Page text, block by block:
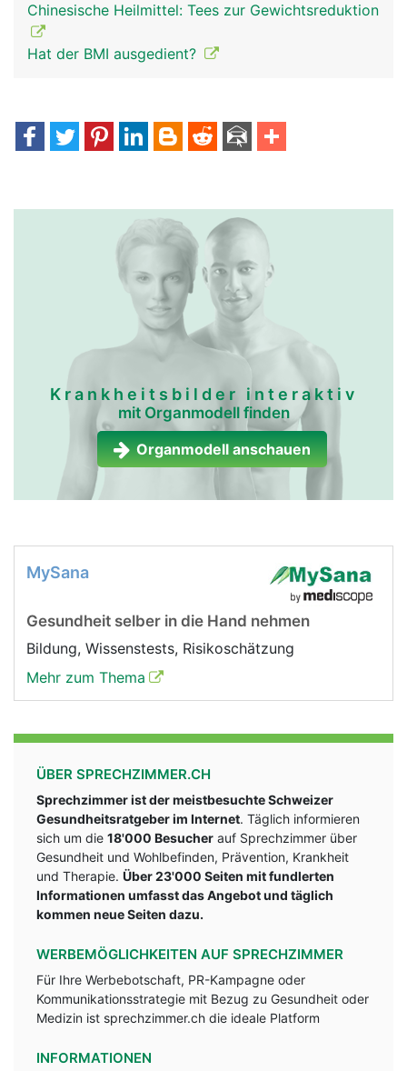
Chinesische Heilmittel: Tees zur Gewichtsreduktion
Hat der BMI ausgedient?
Krankheitsbilder interaktiv
mit Organmodell finden
Organmodell anschauen
MySana
Gesundheit selber in die Hand nehmen
Bildung, Wissenstests, Risikoschätzung
Mehr zum Thema
ÜBER SPRECHZIMMER.CH
Sprechzimmer ist der meistbesuchte Schweizer
Gesundheitsratgeber im Internet. Täglich informieren
sich um die 18'000 Besucher auf Sprechzimmer über
Gesundheit und Wohlbefinden, Prävention, Krankheit
und Therapie. Über 23'000 Seiten mit fundlerten
Informationen umfasst das Angebot und täglich
kommen neue Seiten dazu.
WERBEMÖGLICHKEITEN AUF SPRECHZIMMER
Für Ihre Werbebotschaft, PR-Kampagne oder
Kommunikationsstrategie mit Bezug zu Gesundheit oder
Medizin ist sprechzimmer.ch die ideale Platform
INFORMATIONEN